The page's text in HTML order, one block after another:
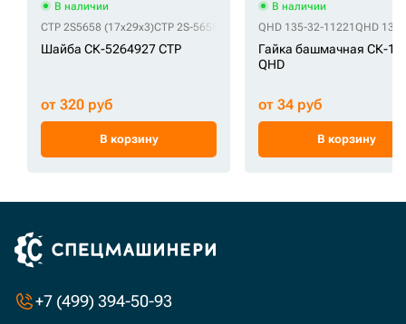
В наличии
CTP 2S5658 (17x29x3)CTP 2S-5658 (17x29x3)CTP 6V4316
Шайба СК-5264927 CTP
от 320 руб
В корзину
В наличии
QHD 135-32-11221 QHD
Гайка башмачная СК-
QHD
от 34 руб
В корзину
+7 (499) 394-50-93